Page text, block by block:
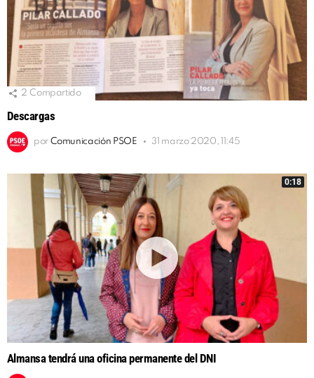
2 Compartido
Descargas
por Comunicación PSOE 31 marzo 2020, 11:45
0:18
Almansa tendrá una oficina permanente del DNI